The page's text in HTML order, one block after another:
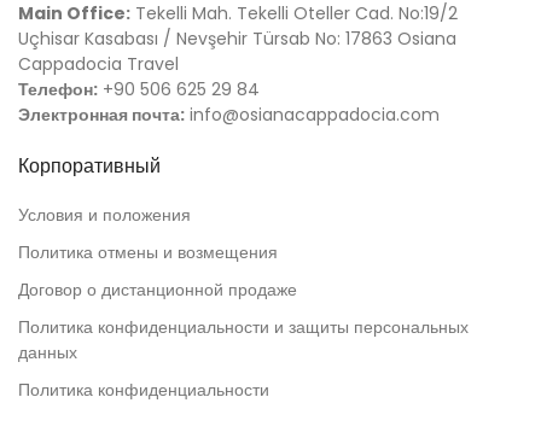
Main Office: Tekelli Mah. Tekelli Oteller Cad. No:19/2
Uçhisar Kasabası / Nevşehir Türsab No: 17863 Osiana
Cappadocia Travel
Телефон: +90 506 625 29 84
Электронная почта: info@osianacappadocia.com
Корпоративный
Условия и положения
Политика отмены и возмещения
Договор о дистанционной продаже
Политика конфиденциальности и защиты персональных
данных
Политика конфиденциальности